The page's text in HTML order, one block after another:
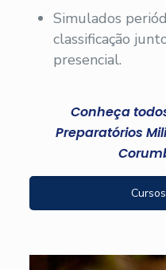
Simulados
classificação
presencial.
Conheça
Preparatórios